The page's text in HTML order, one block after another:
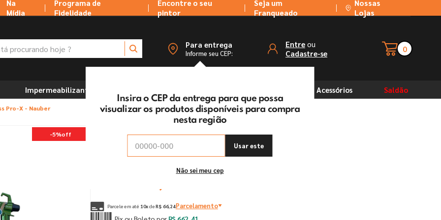
Na
Mídia
Programa de
Fidelidade
Encontre o seu
pintor
Seja um
Franqueado
Nossas
Lojas
Para entrega
Informe seu CEP:
Insira o CEP da entrega para que possa
visualizar os produtos disponíveis para compra
nesta região
Usar este
Não sei meu cep
Entre ou
Cadastre-se 0
Impermeabilizantes Acessórios Saldão
Pro-X - Nauber
-5%off Pistola Airless Pro-X - Nauber
Vendido e entregue por:Tintas MC Ltda
Parcele em até 10xdeR$ 66,24Parcelamento